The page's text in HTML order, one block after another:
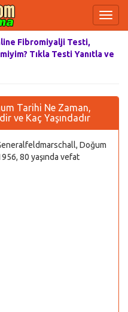
Fibromiyalji Testi,
Tıkla Testi Yanıtla ve
Tarihi Ne Zaman,
ve Kaç Yaşındadır
Doğum
80 yaşında vefat